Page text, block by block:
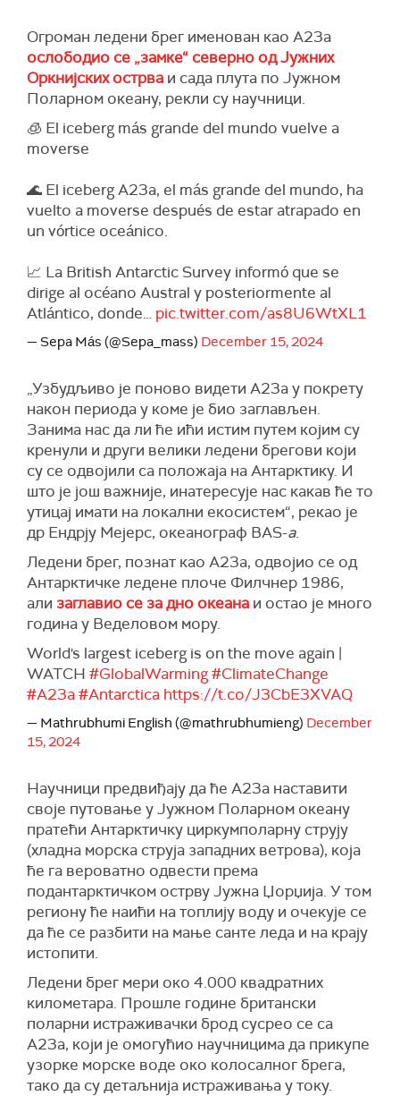
Огроман ледени брег именован као А23а
ослободио се „замке“ северно од Јужних
Оркнијских острва и сада плута по Јужном
Поларном океану, рекли су научници.
🧊 El iceberg más grande del mundo vuelve a
moverse
🌊 El iceberg A23a, el más grande del mundo, ha
vuelto a moverse después de estar atrapado en
un vórtice oceánico.
📈 La British Antarctic Survey informó que se
dirige al océano Austral y posteriormente al
Atlántico, donde… pic.twitter.com/as8U6WtXL1
— Sepa Más (@Sepa_mass) December 15, 2024
„Узбудљиво је поново видети А23а у покрету
након периода у коме је био заглављен.
Занима нас да ли ће ићи истим путем којим су
кренули и други велики ледени брегови који
су се одвојили са положаја на Антарктику. И
што је још важније, инатересује нас какав ће то
утицај имати на локални екосистем“, рекао је
др Ендрју Мејерс, океанограф BAS-а.
Ледени брег, познат као А23а, одвојио се од
Антарктичке ледене плоче Филчнер 1986,
али заглавио се за дно океана и остао је много
година у Веделовом мору.
World's largest iceberg is on the move again |
WATCH #GlobalWarming#ClimateChange
#A23a#Antarctica https://t.co/J3CbE3XVAQ
— Mathrubhumi English (@mathrubhumieng) December
15, 2024
Научници предвиђају да ће А23а наставити
своје путовање у Јужном Поларном океану
пратећи Антарктичку циркумполарну струју
(хладна морска струја западних ветрова), која
ће га вероватно одвести према
подантарктичком острву Јужна Џорџија. У том
региону ће наићи на топлију воду и очекује се
да ће се разбити на мање санте леда и на крају
истопити.
Ледени брег мери око 4.000 квадратних
километара. Прошле године британски
поларни истраживачки брод сусрео се са
А23а, који је омогућио научницима да прикупе
узорке морске воде око колосалног брега,
тако да су детаљнија истраживања у току.